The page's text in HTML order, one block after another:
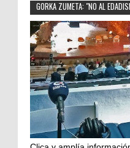
GORKA ZUMETA: "NO AL